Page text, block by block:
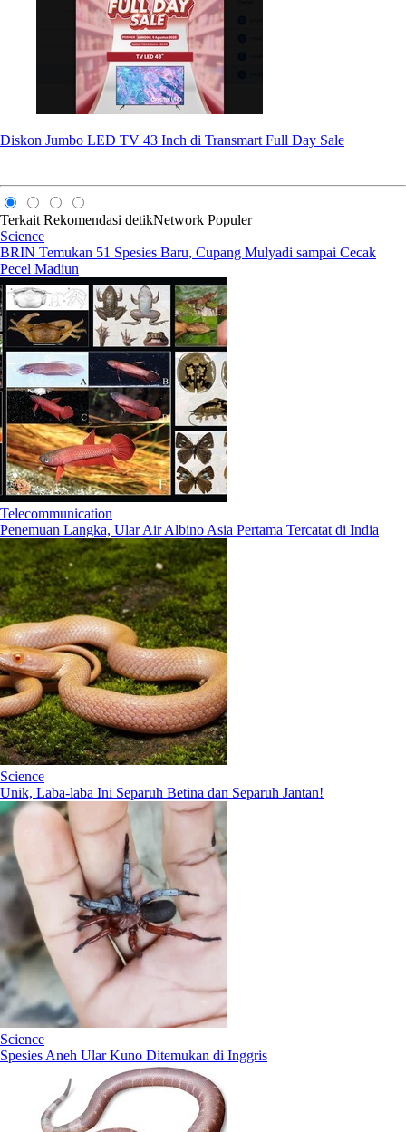
Diskon Jumbo LED TV 43 Inch di Transmart Full Day Sale
Terkait Rekomendasi detikNetwork Populer
Science
BRIN Temukan 51 Spesies Baru, Cupang Mulyadi sampai Cecak
Pecel Madiun
Telecommunication
Penemuan Langka, Ular Air Albino Asia Pertama Tercatat di India
Science
Unik, Laba-laba Ini Separuh Betina dan Separuh Jantan!
Science
Spesies Aneh Ular Kuno Ditemukan di Inggris